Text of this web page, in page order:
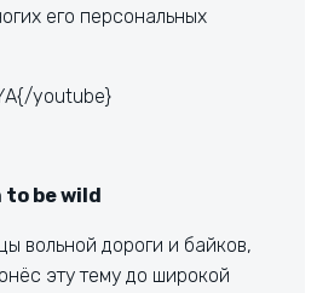
его персональных
youtube}
to be wild
вольной дороги и байков,
эту тему до широкой